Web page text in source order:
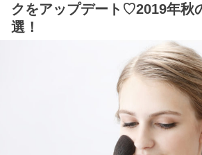
クをアップデート♡2019年秋
選！